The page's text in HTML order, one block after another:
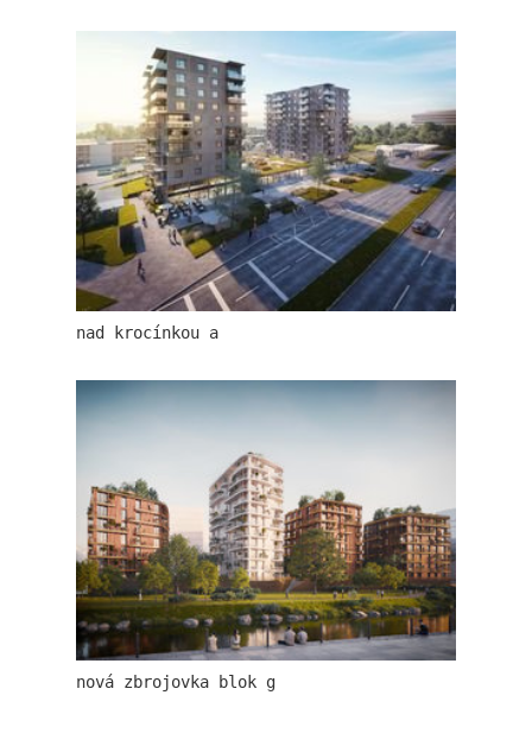
main point pankrác
rodinné domy oktáva
nad krocínkou a
nová zbrojovka blok g